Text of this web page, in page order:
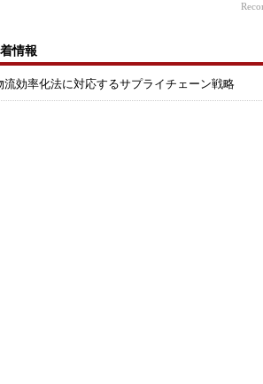
情報
効率化法に対応するサプライチェーン戦略